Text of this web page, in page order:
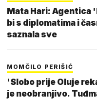
Mata Hari: Agentica
bi s diplomatima i
saznala sve
MOMČILO PERIŠIĆ
'Slobo prije Oluje
je neobranjivo.